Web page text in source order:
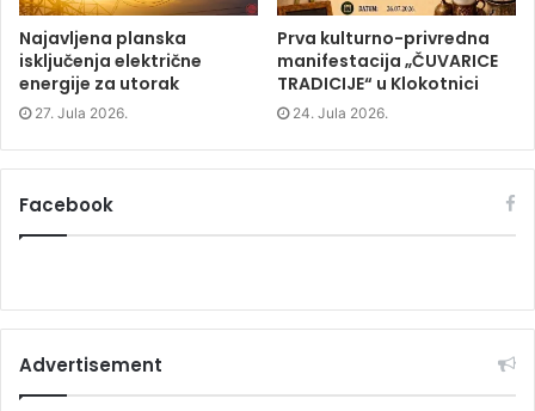
Najavljena planska
isključenja električne
energije za utorak
27. Jula 2026.
Prva kulturno-privredna
manifestacija „ČUVARICE
TRADICIJE“ u Klokotnici
24. Jula 2026.
Facebook
Advertisement